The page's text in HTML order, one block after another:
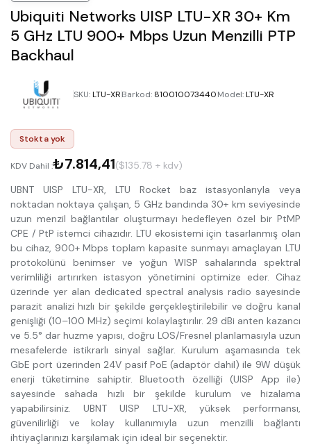
Ubiquiti Networks UISP LTU-XR 30+ Km
5 GHz LTU 900+ Mbps Uzun Menzilli PTP
Backhaul
SKU:LTU-XRBarkod: 810010073440Model:LTU-XR
Stokta yok
KDV Dahil :₺7.814,41($135.78 + kdv)
UBNT UISP LTU-XR, LTU Rocket baz istasyonlarıyla veya
noktadan noktaya çalışan, 5 GHz bandında 30+ km seviyesinde
uzun menzil bağlantılar oluşturmayı hedefleyen özel bir PtMP
CPE / PtP istemci cihazıdır. LTU ekosistemi için tasarlanmış olan
bu cihaz, 900+ Mbps toplam kapasite sunmayı amaçlayan LTU
protokolünü benimser ve yoğun WISP sahalarında spektral
verimliliği artırırken istasyon yönetimini optimize eder. Cihaz
üzerinde yer alan dedicated spectral analysis radio sayesinde
parazit analizi hızlı bir şekilde gerçekleştirilebilir ve doğru kanal
genişliği (10–100 MHz) seçimi kolaylaştırılır. 29 dBi anten kazancı
ve 5.5° dar huzme yapısı, doğru LOS/Fresnel planlamasıyla uzun
mesafelerde istikrarlı sinyal sağlar. Kurulum aşamasında tek
GbE port üzerinden 24V pasif PoE (adaptör dahil) ile 9W düşük
enerji tüketimine sahiptir. Bluetooth özelliği (UISP App ile)
sayesinde sahada hızlı bir şekilde kurulum ve hizalama
yapabilirsiniz. UBNT UISP LTU-XR, yüksek performansı,
güvenilirliği ve kolay kullanımıyla uzun menzilli bağlantı
ihtiyaçlarınızı karşılamak için ideal bir seçenektir.